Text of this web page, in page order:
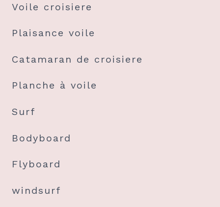
Voile croisiere
Plaisance voile
Catamaran de croisiere
Planche à voile
Surf
Bodyboard
Flyboard
windsurf